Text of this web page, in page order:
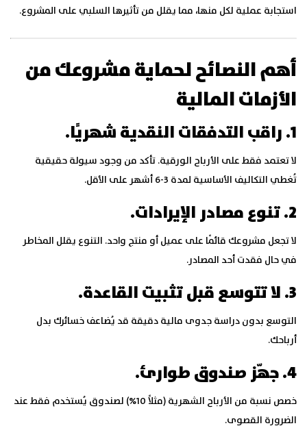
استجابة عملية لكل منها، مما يقلل من تأثيرها السلبي على المشروع.
أهم النصائح لحماية مشروعك من
الأزمات المالية
1. راقب التدفقات النقدية شهريًا.
لا تعتمد فقط على الأرباح الورقية. تأكد من وجود سيولة حقيقية
تُغطي التكاليف الأساسية لمدة 3-6 أشهر على الأقل.
2. تنوع مصادر الإيرادات.
لا تجعل مشروعك قائمًا على عميل أو منتج واحد. التنوع يقلل المخاطر
في حال فقدت أحد المصادر.
3. لا تتوسع قبل تثبيت القاعدة.
التوسع بدون دراسة جدوى مالية دقيقة قد يُضاعف خسائرك بدل
أرباحك.
4. جهّز صندوق طوارئ.
خصص نسبة من الأرباح الشهرية (مثلاً 10%) لصندوق يُستخدم فقط عند
الضرورة القصوى.